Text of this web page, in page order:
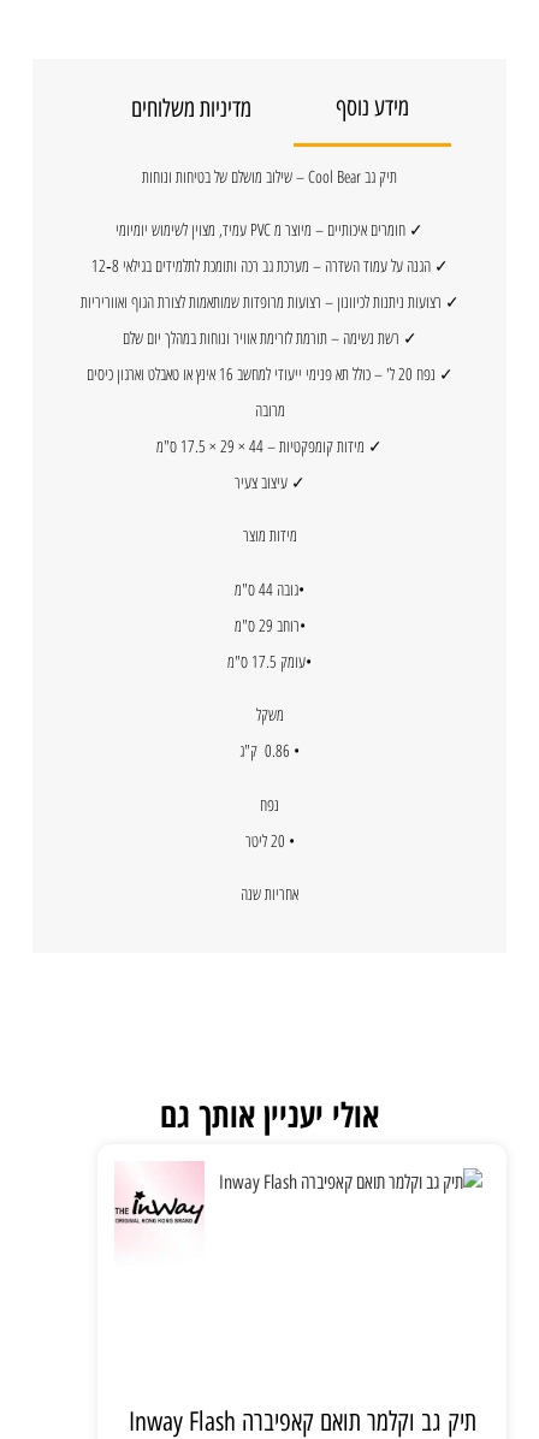
מידע נוסף מדיניות משלוחים
תיק גב Cool Bear – שילוב מושלם של בטיחות ונוחות
✓ חומרים איכותיים – מיוצר מ PVC עמיד, מצוין לשימוש יומיומי
✓ הגנה על עמוד השדרה – מערכת גב רכה ותומכת לתלמידים בגילאי 8‑12
✓ רצועות ניתנות לכיוונון – רצועות מרופדות שמותאמות לצורת הגוף ואווריריות
✓ רשת נשימה – תורמת לזרימת אוויר ונוחות במהלך יום שלם
✓ נפח 20 ל' – כולל תא פנימי ייעודי למחשב 16 אינץ או טאבלט וארגון כיסים
מרובה
✓ מידות קומפקטיות – 44 × 29 × 17.5 ס"מ
✓ עיצוב צעיר
מידות מוצר
•גובה 44 ס"מ
•רוחב 29 ס"מ
•עומק 17.5 ס"מ
משקל
• 0.86 ק"ג
נפח
• 20 ליטר
אחריות שנה
אולי יעניין אותך גם
תיק גב וקלמר תואם קאפיברה Inway Flash